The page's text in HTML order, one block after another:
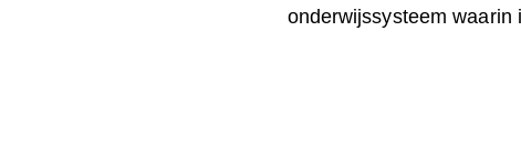
onderwijssysteem